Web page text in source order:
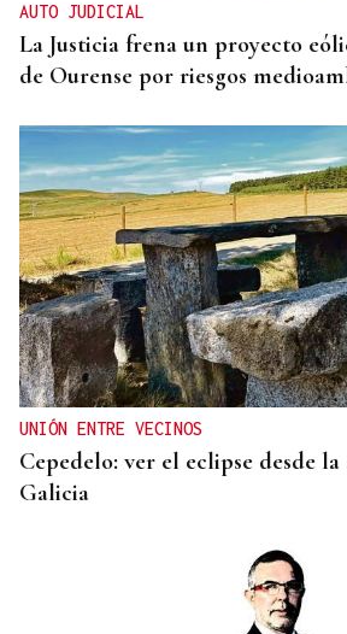
AUTO JUDICIAL
La Justicia frena un proyecto
de Ourense por riesgos
UNIÓN ENTRE VECINOS
Cepedelo: ver el eclipse desde
Galicia